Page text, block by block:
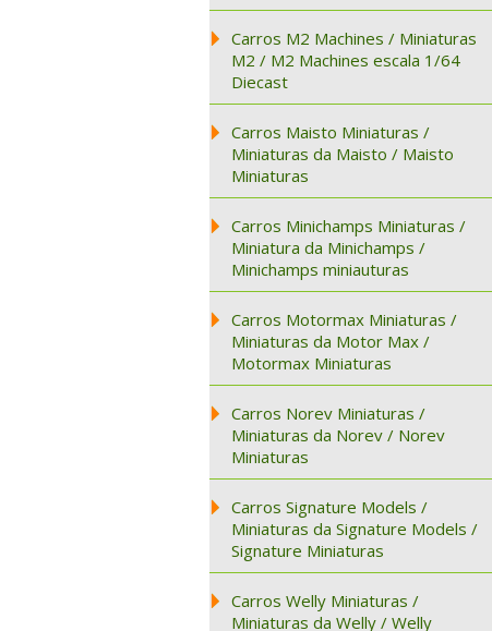
Carros M2 Machines / Miniaturas
M2 / M2 Machines escala 1/64
Diecast
Carros Maisto Miniaturas /
Miniaturas da Maisto / Maisto
Miniaturas
Carros Minichamps Miniaturas /
Miniatura da Minichamps /
Minichamps miniauturas
Carros Motormax Miniaturas /
Miniaturas da Motor Max /
Motormax Miniaturas
Carros Norev Miniaturas /
Miniaturas da Norev / Norev
Miniaturas
Carros Signature Models /
Miniaturas da Signature Models /
Signature Miniaturas
Carros Welly Miniaturas /
Miniaturas da Welly / Welly